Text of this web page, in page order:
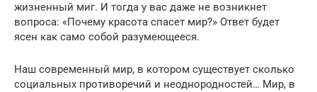
жизненный миг. И тогда у вас даже не возникнет
вопроса: «Почему красота спасет мир?» Ответ будет
ясен как само собой разумеющееся.
Наш современный мир, в котором существует сколько
социальных противоречий и неоднородностей… Мир, в